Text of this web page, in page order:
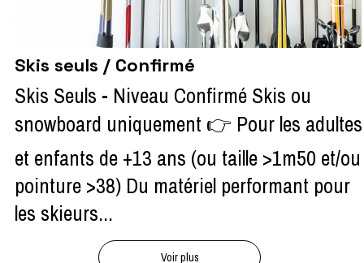
Skis seuls / Confirmé
Skis Seuls - Niveau Confirmé Skis ou
snowboard uniquement 👉 Pour les adultes
et enfants de +13 ans (ou taille >1m50 et/ou
pointure >38) Du matériel performant pour
les skieurs...
Voir plus